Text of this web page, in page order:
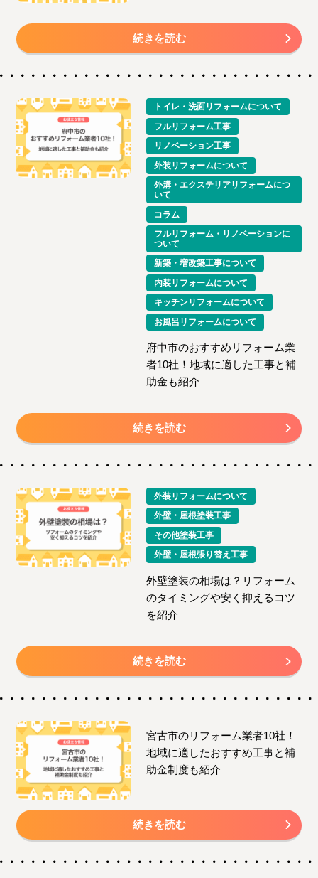
続きを読む
トイレ・洗面リフォームについて
フルリフォーム工事
リノベーション工事
外装リフォームについて
外溝・エクステリアリフォームにつ
いて
コラム
フルリフォーム・リノベーションに
ついて
新築・増改築工事について
内装リフォームについて
キッチンリフォームについて
お風呂リフォームについて
府中市のおすすめリフォーム業
者10社！地域に適した工事と補
助金も紹介
続きを読む
外装リフォームについて
外壁・屋根塗装工事
その他塗装工事
外壁・屋根張り替え工事
外壁塗装の相場は？リフォーム
のタイミングや安く抑えるコツ
を紹介
続きを読む
宮古市のリフォーム業者10社！
地域に適したおすすめ工事と補
助金制度も紹介
続きを読む